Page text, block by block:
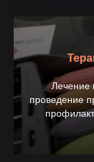
Лечение
проведение